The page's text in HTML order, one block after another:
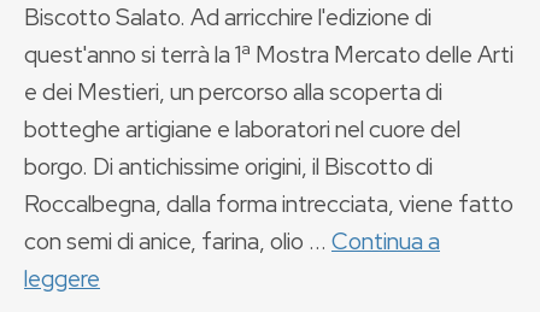
Biscotto Salato. Ad arricchire l'edizione di
quest'anno si terrà la 1ª Mostra Mercato delle Arti
e dei Mestieri, un percorso alla scoperta di
botteghe artigiane e laboratori nel cuore del
borgo. Di antichissime origini, il Biscotto di
Roccalbegna, dalla forma intrecciata, viene fatto
con semi di anice, farina, olio ... Continua a
leggere